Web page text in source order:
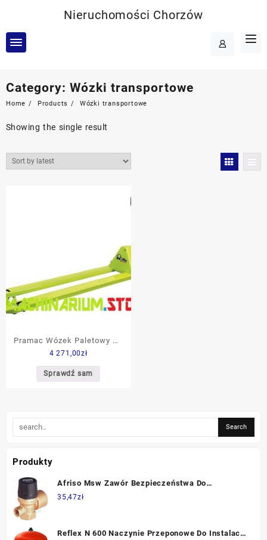
content
Nieruchomości Chorzów
Category: Wózki transportowe
Home Products Wózki transportowe
Showing the single result
Pramac Wózek Paletowy Gs
25S4 Pro Special 2000X525
2500Kg Gfbb1A0F100
4 271,00zł
Sprawdź sam
Produkty
Afriso Msw Zawór Bezpieczeństwa Do
Zasobników Ciepłej Wody Użytkowej, 8 Bar, 1/2"
35,47zł
Reflex N 600 Naczynie Przeponowe Do Instalacji